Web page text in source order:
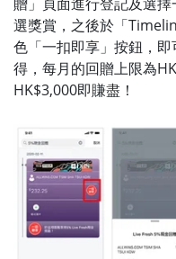
選獎賞，之後於「
色「一扣即享」按鈕，
得，每月的回贈上限為
HK$3,000即賺盡！